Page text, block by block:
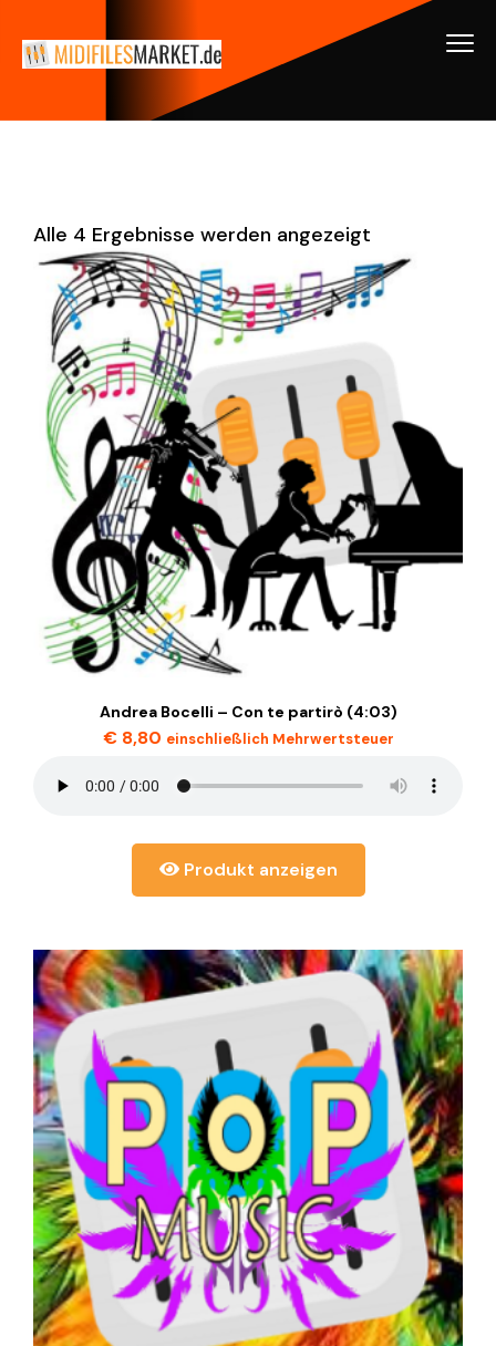
Alle 4 Ergebnisse werden angezeigt
Andrea Bocelli – Con te partirò (4:03)
€8,80 einschließlich Mehrwertsteuer
Produkt anzeigen